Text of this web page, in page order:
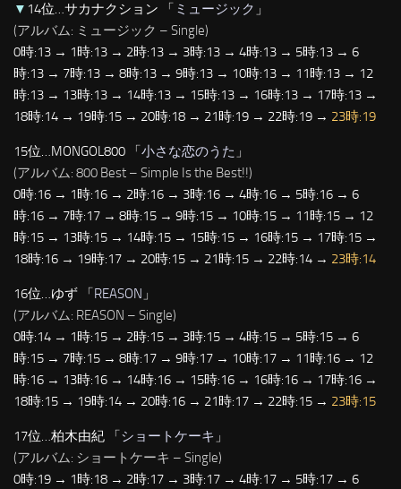
▼ 14位…サカナクション 「 ミュージック 」
(アルバム: ミュージック – Single)
0時:13 → 1時:13 → 2時:13 → 3時:13 → 4時:13 → 5時:13 → 6
時:13 → 7時:13 → 8時:13 → 9時:13 → 10時:13 → 11時:13 → 12
時:13 → 13時:13 → 14時:13 → 15時:13 → 16時:13 → 17時:13 →
18時:14 → 19時:15 → 20時:18 → 21時:19 → 22時:19 → 23時:19
15位…MONGOL800 「小さな恋のうた 」
(アルバム: 800 Best – Simple Is the Best!!)
0時:16 → 1時:16 → 2時:16 → 3時:16 → 4時:16 → 5時:16 → 6
時:16 → 7時:17 → 8時:15 → 9時:15 → 10時:15 → 11時:15 → 12
時:15 → 13時:15 → 14時:15 → 15時:15 → 16時:15 → 17時:15 →
18時:16 → 19時:17 → 20時:15 → 21時:15 → 22時:14 → 23時:14
16位…ゆず 「REASON 」
(アルバム: REASON – Single)
0時:14 → 1時:15 → 2時:15 → 3時:15 → 4時:15 → 5時:15 → 6
時:15 → 7時:15 → 8時:17 → 9時:17 → 10時:17 → 11時:16 → 12
時:16 → 13時:16 → 14時:16 → 15時:16 → 16時:16 → 17時:16 →
18時:15 → 19時:14 → 20時:16 → 21時:17 → 22時:15 → 23時:15
17位…柏木由紀 「ショートケーキ 」
(アルバム: ショートケーキ – Single)
0時:19 → 1時:18 → 2時:17 → 3時:17 → 4時:17 → 5時:17 → 6